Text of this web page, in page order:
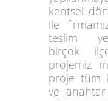
kentsel
ile
teslim
birçok
projemiz
proje tüm
ve anahtar